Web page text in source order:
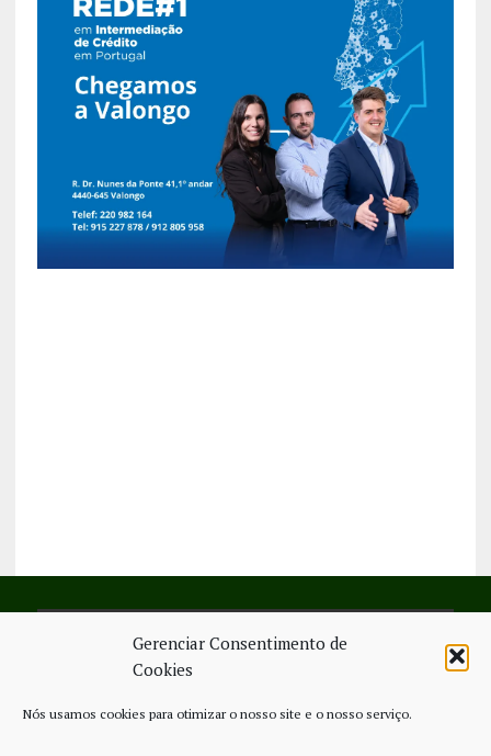
Gerenciar Consentimento de
Cookies
Nós usamos cookies para otimizar o nosso site e o nosso serviço.
SIGA-NOS NO FACEBOOK